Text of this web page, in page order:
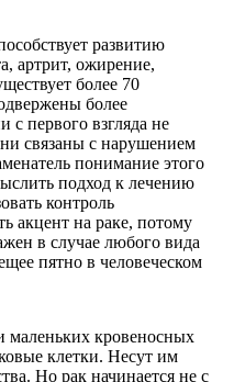
развитию
артрит, ожирение,
более 70
более
с первого взгляда не
связаны с нарушением
понимание этого
подход к лечению
контроль
акцент на раке, потому
в случае любого вида
пятно в человеческом
кровеносных
клетки. Несут им
Но рак начинается не с